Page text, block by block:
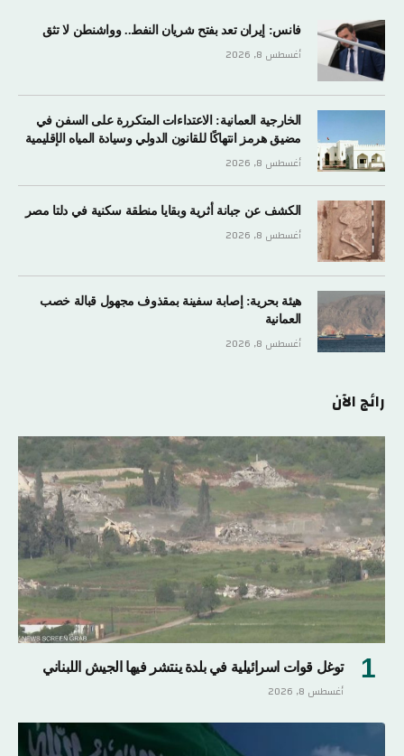
فانس: إيران تعد بفتح شريان النفط.. وواشنطن لا تثق
أغسطس 8, 2026
الخارجية العمانية: الاعتداءات المتكررة على السفن في
مضيق هرمز انتهاكًا للقانون الدولي وسيادة المياه الإقليمية
أغسطس 8, 2026
الكشف عن جبانة أثرية وبقايا منطقة سكنية في دلتا مصر
أغسطس 8, 2026
هيئة بحرية: إصابة سفينة بمقذوف مجهول قبالة خصب
العمانية
أغسطس 8, 2026
رائج الآن
توغل قوات اسرائيلية في بلدة ينتشر فيها الجيش اللبناني
أغسطس 8, 2026